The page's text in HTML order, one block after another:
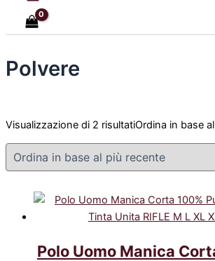
Polvere
Visualizzazione di 2 risultatiOrdina in base
Polo Uomo Manica